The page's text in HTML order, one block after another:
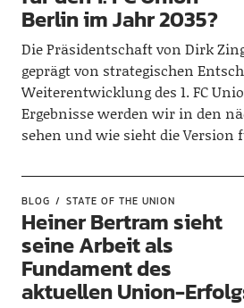
Berlin im Jahr 2035?
Die Präsidentschaft von Dirk
geprägt von strategischen
Weiterentwicklung des 1. FC
Ergebnisse werden wir in den
sehen und wie sieht die Version
BLOG STATE OF THE UNION
Heiner Bertram sieht
seine Arbeit als
Fundament des
aktuellen Union-